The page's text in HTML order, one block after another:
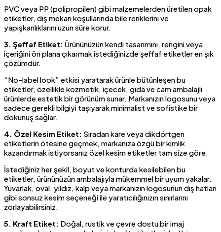
PVC veya PP (polipropilen) gibi malzemelerden üretilen opak
etiketler, dış mekan koşullarında bile renklerini ve
yapışkanlıklarını uzun süre korur.
3. Şeffaf Etiket: Ürününüzün kendi tasarımını, rengini veya
içeriğini ön plana çıkarmak istediğinizde şeffaf etiketler en şık
çözümdür.
“No-label look” etkisi yaratarak ürünle bütünleşen bu
etiketler, özellikle kozmetik, içecek, gıda ve cam ambalajlı
ürünlerde estetik bir görünüm sunar. Markanızın logosunu veya
sadece gerekli bilgiyi taşıyarak minimalist ve sofistike bir
dokunuş sağlar.
4. Özel Kesim Etiket: Sıradan kare veya dikdörtgen
etiketlerin ötesine geçmek, markanıza özgü bir kimlik
kazandırmak istiyorsanız özel kesim etiketler tam size göre.
İstediğiniz her şekil, boyut ve konturda kesilebilen bu
etiketler, ürününüzün ambalajıyla mükemmel bir uyum yakalar.
Yuvarlak, oval, yıldız, kalp veya markanızın logosunun dış hatları
gibi sonsuz kesim seçeneği ile yaratıcılığınızın sınırlarını
zorlayabilirsiniz.
5. Kraft Etiket: Doğal, rustik ve çevre dostu bir imaj